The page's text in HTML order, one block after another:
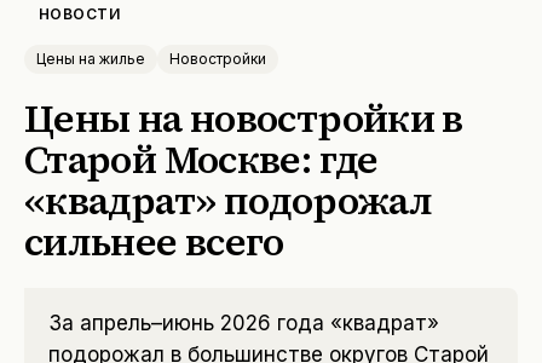
НОВОСТИ
Цены на жилье Новостройки
Цены на новостройки в
Старой Москве: где
«квадрат» подорожал
сильнее всего
За апрель–июнь 2026 года «квадрат»
подорожал в большинстве округов Старой